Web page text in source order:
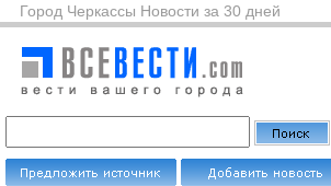
Город Черкассы Новости за 30 дней